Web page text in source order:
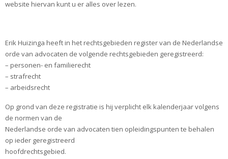
website hiervan kunt u er alles over lezen.
Erik Huizinga heeft in het rechtsgebieden register van de Nederlandse
orde van advocaten de volgende rechtsgebieden geregistreerd:
– personen- en familierecht
– strafrecht
– arbeidsrecht
Op grond van deze registratie is hij verplicht elk kalenderjaar volgens
de normen van de
Nederlandse orde van advocaten tien opleidingspunten te behalen
op ieder geregistreerd
hoofdrechtsgebied.